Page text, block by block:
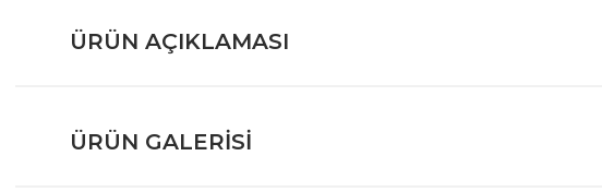
ÜRÜN AÇIKLAMASI
ÜRÜN GALERISI